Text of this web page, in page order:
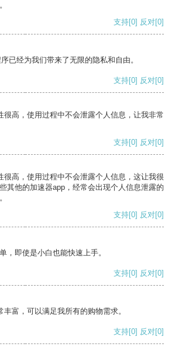
支持[0] 反对[0]
已经为我们带来了无限的隐私和自由。
支持[0] 反对[0]
很高，使用过程中不会泄露个人信息，让我非常
支持[0] 反对[0]
很高，使用过程中不会泄露个人信息，这让我很
其他的加速器app，经常会出现个人信息泄露的
支持[0] 反对[0]
，即使是小白也能快速上手。
支持[0] 反对[0]
富，可以满足我所有的购物需求。
支持[0] 反对[0]